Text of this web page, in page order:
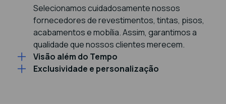
Selecionamos cuidadosamente nossos
fornecedores de revestimentos, tintas, pisos,
acabamentos e mobília. Assim, garantimos a
qualidade que nossos clientes merecem.
Visão além do Tempo
Somos visionários na arte de construir. Cada
Exclusividade e personalização